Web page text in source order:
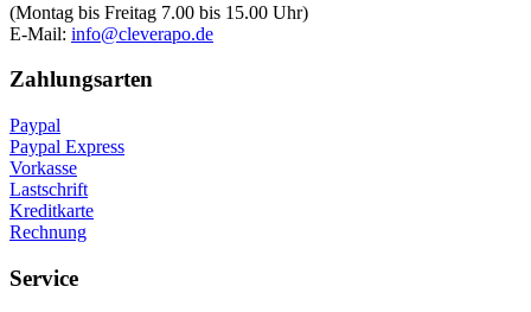
(Montag bis Freitag 7.00 bis 15.00 Uhr)
E-Mail: info@cleverapo.de
Zahlungsarten
Paypal
Paypal Express
Vorkasse
Lastschrift
Kreditkarte
Rechnung
Service